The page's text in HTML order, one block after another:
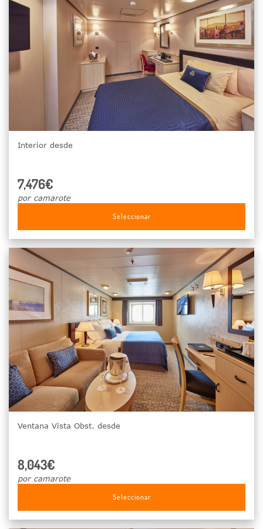
Interior desde
7,476€
por camarote
Seleccionar
Ventana Vista Obst. desde
8,043€
por camarote
Seleccionar